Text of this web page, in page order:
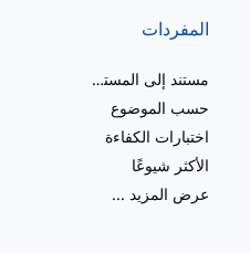
المفردات
مستند إلى المستوى
حسب الموضوع
اختبارات الكفاءة
الأكثر شيوعًا
عرض المزيد...